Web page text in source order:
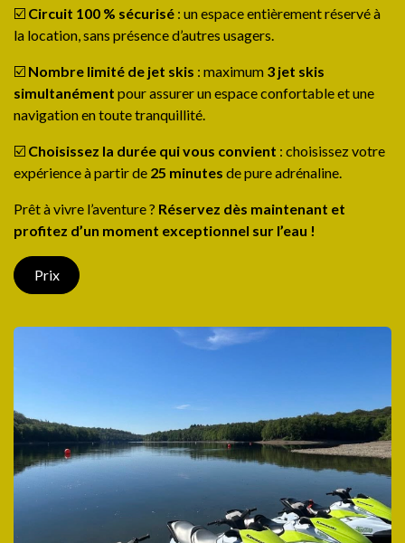
☑️ Circuit 100 % sécurisé : un espace entièrement réservé à
la location, sans présence d’autres usagers.
☑️ Nombre limité de jet skis : maximum 3 jet skis
simultanément pour assurer un espace confortable et une
navigation en toute tranquillité.
☑️ Choisissez la durée qui vous convient : choisissez votre
expérience à partir de 25 minutes de pure adrénaline.
Prêt à vivre l’aventure ? Réservez dès maintenant et
profitez d’un moment exceptionnel sur l’eau !
Prix